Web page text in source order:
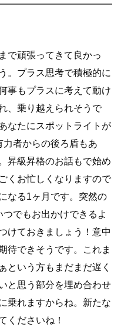
で頑張ってきて良かっ
。プラス思考で積極的に
事もプラスに考えて動け
、乗り越えられそうで
なたにスポットライトが
者からの後ろ盾もあ
昇級昇格のお話もで始め
くお忙しくなりますので
なる1ヶ月です。突然の
でもお出かけできるよ
けておきましょう！意中
待できそうです。これま
という方もまだまだ遅く
と思う部分を埋め合わせ
乗れますからね。新たな
くださいね！